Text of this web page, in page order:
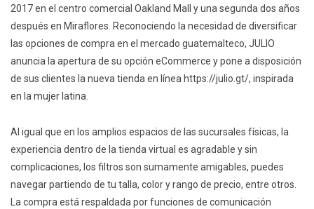
2017 en el centro comercial Oakland Mall y una segunda dos años
después en Miraflores. Reconociendo la necesidad de diversificar
las opciones de compra en el mercado guatemalteco, JULIO
anuncia la apertura de su opción eCommerce y pone a disposición
de sus clientes la nueva tienda en línea https://julio.gt/, inspirada
en la mujer latina.
Al igual que en los amplios espacios de las sucursales físicas, la
experiencia dentro de la tienda virtual es agradable y sin
complicaciones, los filtros son sumamente amigables, puedes
navegar partiendo de tu talla, color y rango de precio, entre otros.
La compra está respaldada por funciones de comunicación